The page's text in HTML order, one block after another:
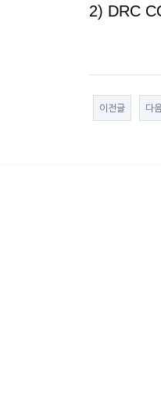
2) DRC
이전글 다